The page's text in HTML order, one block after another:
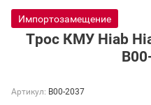
Импортозамещение
Трос КМУ Hiab
Артикул: B00-2037